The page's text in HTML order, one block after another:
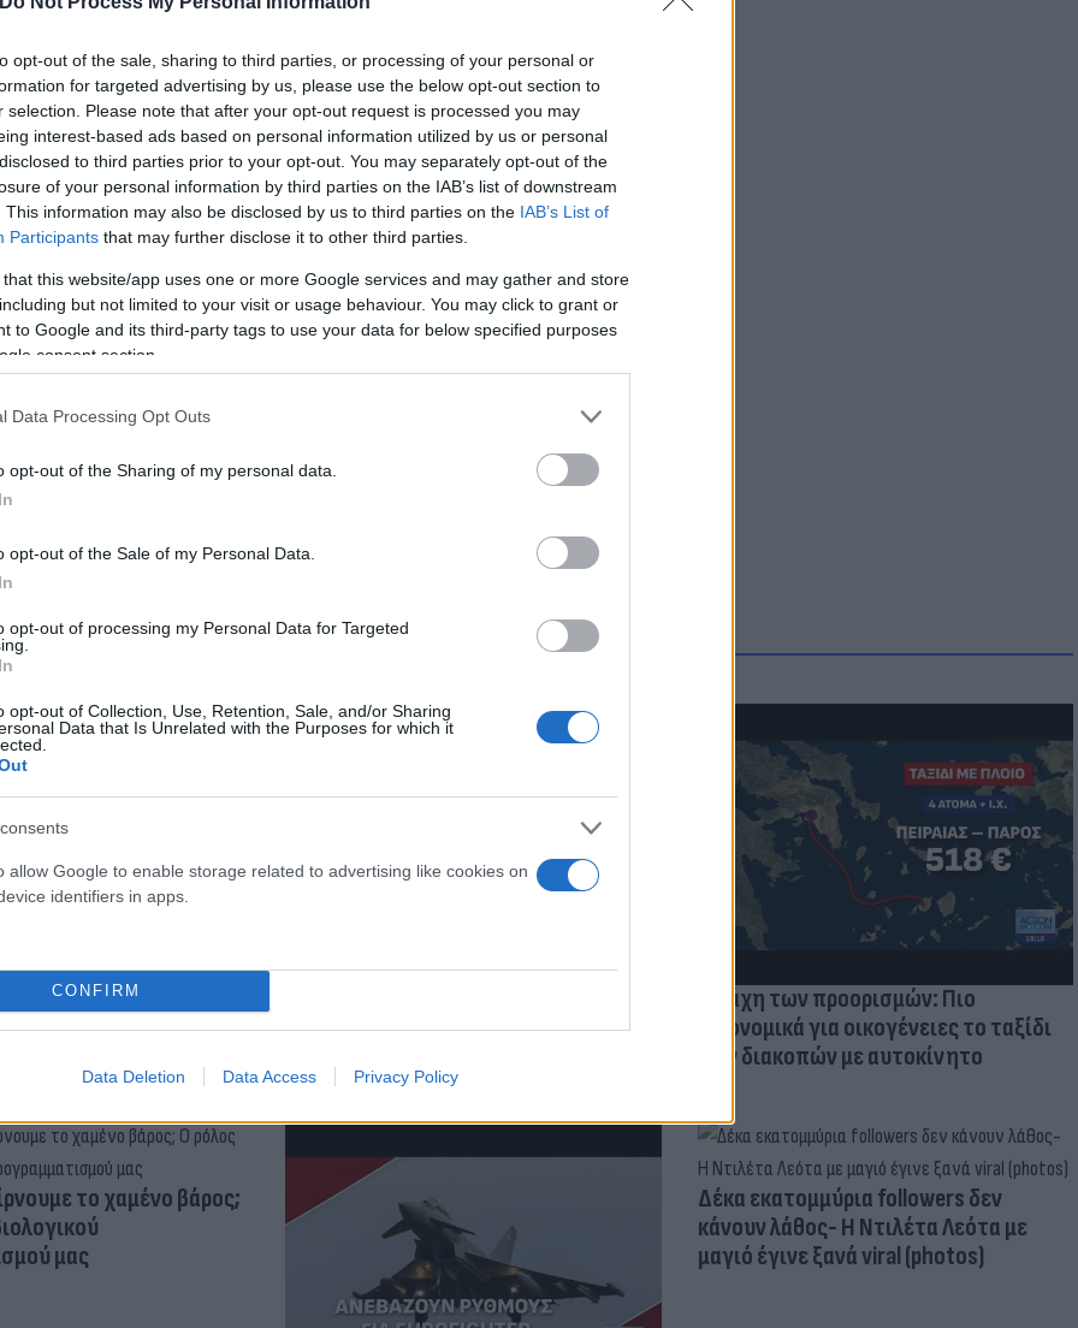
opt-out of the sale, sharing to third parties, or processing of your personal or
for targeted advertising by us, please use the below opt-out section to
selection. Please note that after your opt-out request is processed you may
interest-based ads based on personal information utilized by us or personal
to third parties prior to your opt-out. You may separately opt-out of the
of your personal information by third parties on the IAB’s list of downstream
This information may also be disclosed by us to third parties on the IAB’s List of
Participants that may further disclose it to other third parties.
that this website/app uses one or more Google services and may gather and store
but not limited to your visit or usage behaviour. You may click to grant or
to Google and its third-party tags to use your data for below specified purposes
consent section.
Data Processing Opt Outs
opt-out of the Sharing of my personal data.
opt-out of the Sale of my Personal Data.
opt-out of processing my Personal Data for Targeted
opt-out of Collection, Use, Retention, Sale, and/or Sharing
Data that Is Unrelated with the Purposes for which it
allow Google to enable storage related to advertising like cookies on
identifiers in apps.
CONFIRM
Data Deletion Data Access Privacy Policy
να χορηγείται και σε νεαρότερες ηλικίες, από 12 ετών
Flash.grστην αναζήτηση τηςGoogle
Εμβόλια Moderna
στην παρουσίαση του
κόσμου στο γήπεδο
(video)
Η μάχη των προορισμών: Πιο
οικονομικά για οικογένειες το ταξίδι
των διακοπών με αυτοκίνητο
το χαμένο βάρος;
μας
Δέκα εκατομμύρια followers δεν
κάνουν λάθος- Η Ντιλέτα Λεότα με
μαγιό έγινε ξανά viral (photos)